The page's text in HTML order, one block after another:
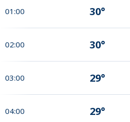
01:00 30°
02:00 30°
03:00 29°
04:00 29°